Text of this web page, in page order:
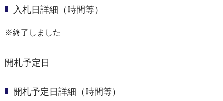
入札日詳細（時間等）
※終了しました
開札予定日
開札予定日詳細（時間等）